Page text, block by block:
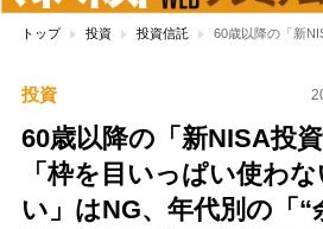
トップ 投資 投資信託 60歳以降の「新
投資
60歳以降の「新NISA投
「枠を目いっぱい使わ
い」はNG、年代別の「“